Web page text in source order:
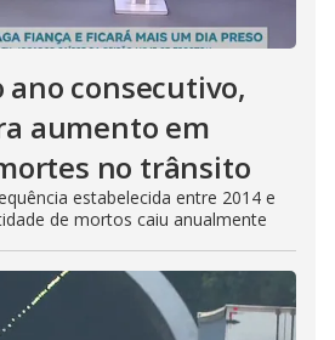
ano consecutivo,
aumento em
no trânsito
estabelecida entre 2014 e
de mortos caiu anualmente